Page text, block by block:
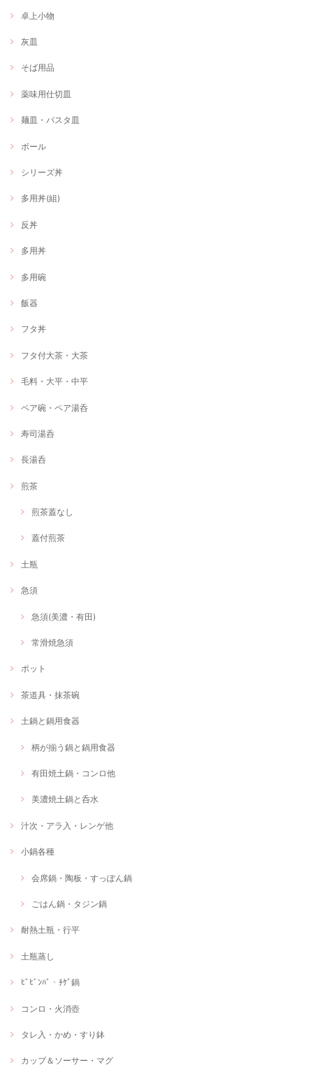
卓上小物
灰皿
そば用品
薬味用仕切皿
麺皿・パスタ皿
ボール
シリーズ丼
多用丼(組)
反丼
多用丼
多用碗
飯器
フタ丼
フタ付大茶・大茶
毛料・大平・中平
ペア碗・ペア湯呑
寿司湯呑
長湯呑
煎茶
煎茶蓋なし
蓋付煎茶
土瓶
急須
急須(美濃・有田)
常滑焼急須
ポット
茶道具・抹茶碗
土鍋と鍋用食器
柄が揃う鍋と鍋用食器
有田焼土鍋・コンロ他
美濃焼土鍋と呑水
汁次・アラ入・レンゲ他
小鍋各種
会席鍋・陶板・すっぽん鍋
ごはん鍋・タジン鍋
耐熱土瓶・行平
土瓶蒸し
ﾋﾞﾋﾞﾝﾊﾞ・ﾁｹﾞ鍋
コンロ・火消壺
タレ入・かめ・すり鉢
カップ＆ソーサー・マグ